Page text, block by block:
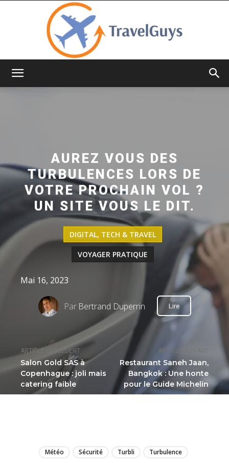
ARTICLE PRÉCÉDENT
Salon Gold SAS à
Copenhague : joli mais
catering faible
ARTICLE SUIVANT
Restaurant Saneh Jaan,
Bangkok : Une honte
pour le Guide Michelin
AUREZ VOUS DES
TURBULENCES LORS DE
VOTRE PROCHAIN VOL ?
UN SITE VOUS LE DIT.
DIGITAL, TECH & TRAVEL
VOYAGER PRATIQUE
Mai 16, 2023
Par Bertrand Duperrin Lire
Météo Sécurité Turbli Turbulence